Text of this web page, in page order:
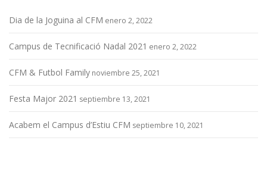
Dia de la Joguina al CFM enero 2, 2022
Campus de Tecnificació Nadal 2021 enero 2, 2022
CFM & Futbol Family noviembre 25, 2021
Festa Major 2021 septiembre 13, 2021
Acabem el Campus d’Estiu CFM septiembre 10, 2021